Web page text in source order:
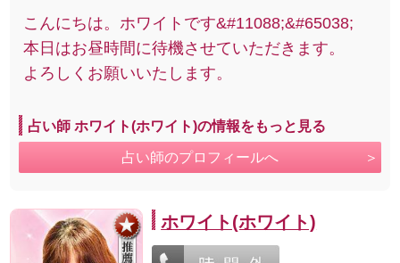
こんにちは。ホワイトです&#11088;&#65038;
本日はお昼時間に待機させていただきます。
よろしくお願いいたします。
占い師 ホワイト(ホワイト)の情報をもっと見る
占い師のプロフィールへ
ホワイト(ホワイト)